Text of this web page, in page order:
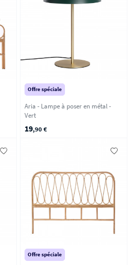
Offre spéciale
Aria - Lampe à poser en métal -
Vert
19,90 €
Offre spéciale